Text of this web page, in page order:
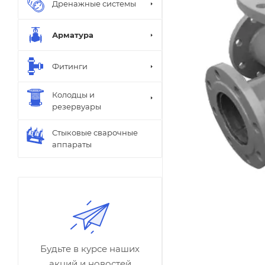
Дренажные системы
Арматура
Фитинги
Колодцы и
резервуары
Стыковые сварочные
аппараты
Будьте в курсе наших